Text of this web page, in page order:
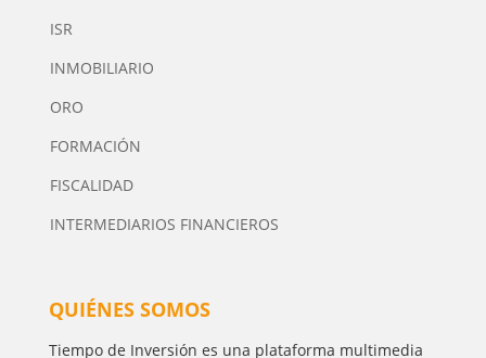
ISR
INMOBILIARIO
ORO
FORMACIÓN
FISCALIDAD
INTERMEDIARIOS FINANCIEROS
QUIÉNES SOMOS
Tiempo de Inversión es una plataforma multimedia